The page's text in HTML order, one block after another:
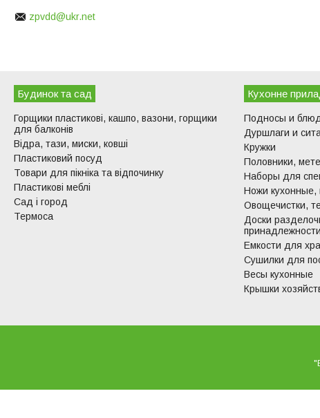
zpvdd@ukr.net
Будинок та сад
Горщики пластикові, кашпо, вазони, горщики
для балконів
Відра, тази, миски, ковші
Пластиковий посуд
Товари для пікніка та відпочинку
Пластикові меблі
Сад і город
Термоса
Кухонне
Подносы и
Дуршлаги и
Кружки
Половники,
Наборы для
Ножи кухонные,
Овощечистки,
Доски
принадлежности
Емкости для
Сушилки для
Весы кухонные
Крышки